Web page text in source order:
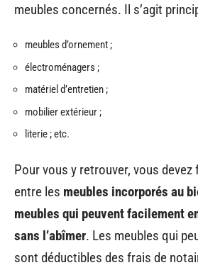
meubles concernés. Il s’agit
meubles d’ornement ;
électroménagers ;
matériel d’entretien ;
mobilier extérieur ;
literie ; etc.
Pour vous y retrouver, vous
entre les meubles incorporés au
meubles qui peuvent facilement
sans l’abîmer. Les meubles qui
sont déductibles des frais de